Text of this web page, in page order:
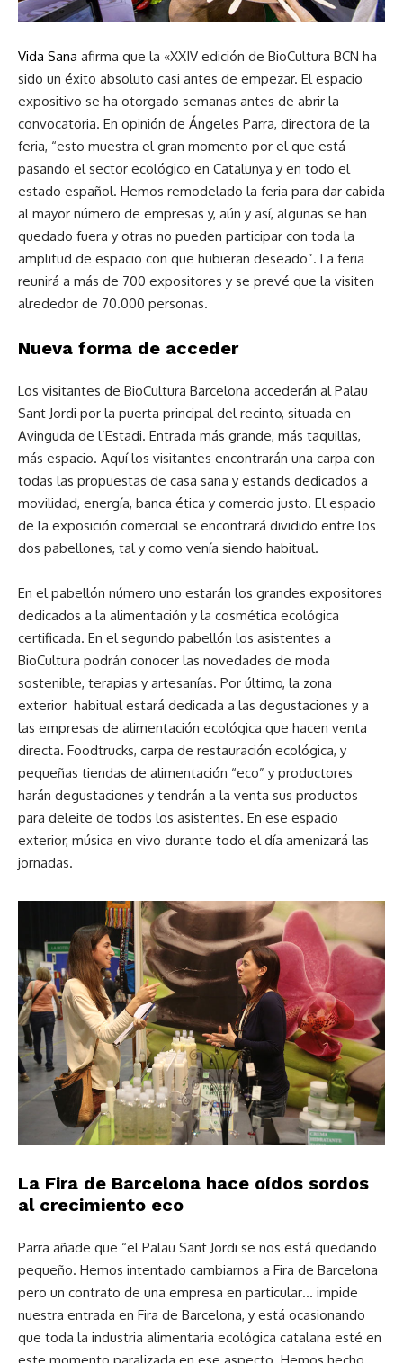
Vida Sana afirma que la «XXIV edición de BioCultura BCN ha
sido un éxito absoluto casi antes de empezar. El espacio
expositivo se ha otorgado semanas antes de abrir la
convocatoria. En opinión de Ángeles Parra, directora de la
feria, “esto muestra el gran momento por el que está
pasando el sector ecológico en Catalunya y en todo el
estado español. Hemos remodelado la feria para dar cabida
al mayor número de empresas y, aún y así, algunas se han
quedado fuera y otras no pueden participar con toda la
amplitud de espacio con que hubieran deseado”. La feria
reunirá a más de 700 expositores y se prevé que la visiten
alrededor de 70.000 personas.
Nueva forma de acceder
Los visitantes de BioCultura Barcelona accederán al Palau
Sant Jordi por la puerta principal del recinto, situada en
Avinguda de l’Estadi. Entrada más grande, más taquillas,
más espacio. Aquí los visitantes encontrarán una carpa con
todas las propuestas de casa sana y estands dedicados a
movilidad, energía, banca ética y comercio justo. El espacio
de la exposición comercial se encontrará dividido entre los
dos pabellones, tal y como venía siendo habitual.
En el pabellón número uno estarán los grandes expositores
dedicados a la alimentación y la cosmética ecológica
certificada. En el segundo pabellón los asistentes a
BioCultura podrán conocer las novedades de moda
sostenible, terapias y artesanías. Por último, la zona
exterior habitual estará dedicada a las degustaciones y a
las empresas de alimentación ecológica que hacen venta
directa. Foodtrucks, carpa de restauración ecológica, y
pequeñas tiendas de alimentación “eco” y productores
harán degustaciones y tendrán a la venta sus productos
para deleite de todos los asistentes. En ese espacio
exterior, música en vivo durante todo el día amenizará las
jornadas.
La Fira de Barcelona hace oídos sordos
al crecimiento eco
Parra añade que “el Palau Sant Jordi se nos está quedando
pequeño. Hemos intentado cambiarnos a Fira de Barcelona
pero un contrato de una empresa en particular… impide
nuestra entrada en Fira de Barcelona, y está ocasionando
que toda la industria alimentaria ecológica catalana esté en